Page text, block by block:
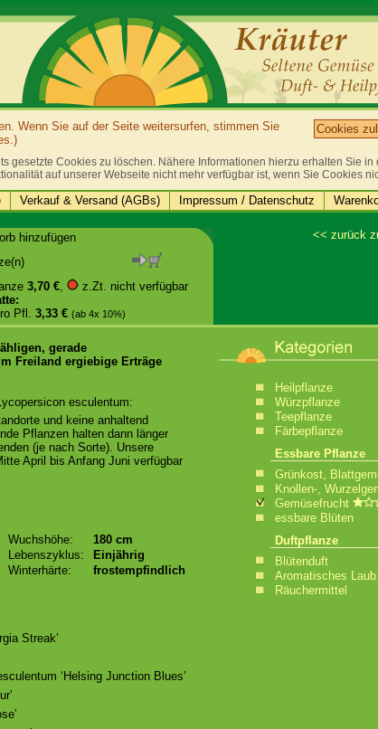
Wenn Sie auf der Seite weitersurfen, stimmen Sie
Cookies
Cookies zu löschen. Nähere Informationen hierzu erhalten Sie in
auf unserer Webseite nicht mehr verfügbar ist, wenn Sie Cookies
Verkauf & Versand (AGBs) Impressum / Datenschutz
hinzufügen
3,70 €,
z.Zt. nicht verfügbar
Pfl. 3,33 € (ab 4x 10%)
<< zurück
gerade
Freiland ergiebige Erträge
esculentum:
und keine anhaltend
Pflanzen halten dann länger
(je nach Sorte). Unsere
April bis Anfang Juni verfügbar
Wuchshöhe:
180 cm
Lebenszyklus:
Einjährig
Winterhärte:
frostempfindlich
Streak’
‘Helsing Junction Blues’
Heilpflanze
Würzpflanze
Teepflanze
Färbepflanze
Essbare Pflanze
Grünkost,
Knollen-,
Gemüsefrucht
essbare Blüten
Duftpflanze
Blütenduft
Aromatisches Laub
Räuchermittel